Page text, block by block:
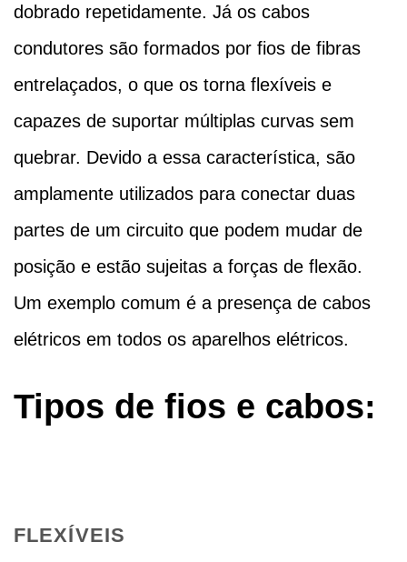
dobrado repetidamente. Já os cabos
condutores são formados por fios de fibras
entrelaçados, o que os torna flexíveis e
capazes de suportar múltiplas curvas sem
quebrar. Devido a essa característica, são
amplamente utilizados para conectar duas
partes de um circuito que podem mudar de
posição e estão sujeitas a forças de flexão.
Um exemplo comum é a presença de cabos
elétricos em todos os aparelhos elétricos.
Tipos de fios e cabos:
FLEXÍVEIS